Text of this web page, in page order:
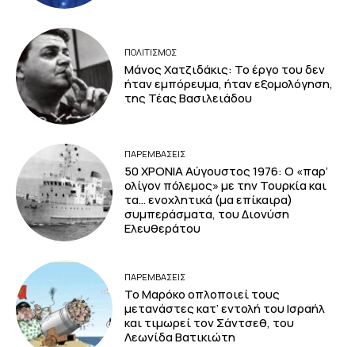
ΠΟΛΙΤΙΣΜΟΣ
Μάνος Χατζιδάκις: Το έργο του δεν
ήταν εμπόρευμα, ήταν εξομολόγηση,
της Τέας Βασιλειάδου
ΠΑΡΕΜΒΑΣΕΙΣ
50 ΧΡΟΝΙΑ Αύγουστος 1976: Ο «παρ’
ολίγον πόλεμος» με την Τουρκία και
τα… ενοχλητικά (μα επίκαιρα)
συμπεράσματα, του Διονύση
Ελευθεράτου
ΠΑΡΕΜΒΑΣΕΙΣ
Το Μαρόκο οπλοποιεί τους
μετανάστες κατ’ εντολή του Ισραήλ
και τιμωρεί τον Σάντσεθ, του
Λεωνίδα Βατικιώτη